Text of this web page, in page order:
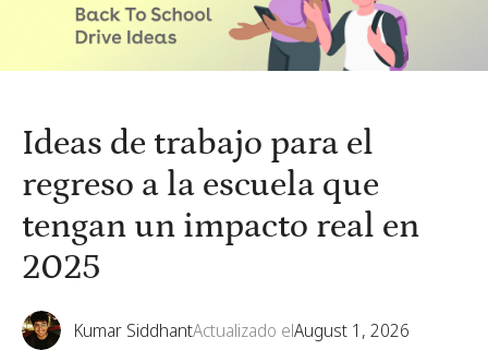
Ideas de trabajo para el
regreso a la escuela que
tengan un impacto real en
2025
Kumar SiddhantActualizado elAugust 1, 2026